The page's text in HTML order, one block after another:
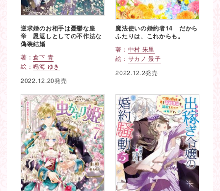
逆求婚のお相手は憂鬱な皇
帝 恩返しとしての不作法な
偽装結婚
著：倉下 青
絵：鳴海 ゆき
2022.12.20発売
魔法使いの婚約者14 だから
ふたりは、これからも。
著： 中村 朱里
絵： サカノ 景子
2022.12.2発売